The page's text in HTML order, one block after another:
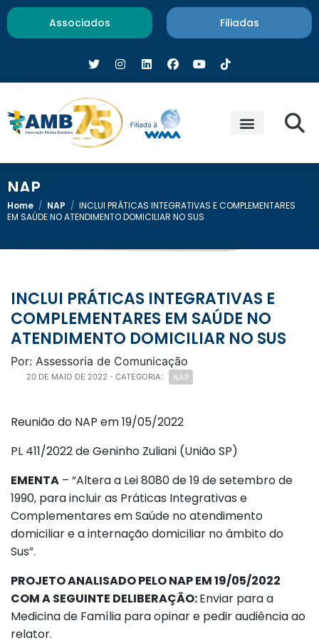
Associados Filiadas
NAP
Home / NAP / INCLUI PRÁTICAS INTEGRATIVAS E COMPLEMENTARES
EM SAÚDE NO ATENDIMENTO DOMICILIAR NO SUS
INCLUI PRÁTICAS INTEGRATIVAS E
COMPLEMENTARES EM SAÚDE NO
ATENDIMENTO DOMICILIAR NO SUS
Por: Assessoria de Comunicação
20 DE MAIO DE 2022 - CATEGORIA: NAP
Reunião do NAP em 19/05/2022
PL 411/2022 de Geninho Zuliani (União SP)
EMENTA – “Altera a Lei 8080 de 19 de setembro de
1990, para incluir as Práticas Integrativas e
Complementares em Saúde no atendimento
domiciliar e a internação domiciliar no âmbito do
Sus”.
PROJETO ANALISADO PELO NAP EM 19/05/2022
COM A SEGUINTE DELIBERAÇÃO:Enviar para a
Medicina de Família para opinar e pedir audiência ao
relator.